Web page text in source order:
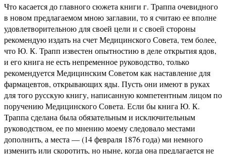
Что касается до главного сюжета книги г. Траппа очевидного
в новом предлагаемом мною заглавии, то я считаю ее вполне
удовлетворительною для своей цели и с своей стороны
рекомендую издать на счет Медицинского Совета, тем более,
что Ю. К. Трапп известен опытностию в деле открытия ядов,
и его книга не есть непременное руководство, только
рекомендуется Медицинским Советом как наставление для
фармацевтов, открывающих яды. Пусть они имеют в руках
для того русскую книгу, написанную компетентным лицом по
поручению Медицинского Совета. Если бы книга Ю. К.
Траппа сделана была обязательным и исключительным
руководством, ее по мнению моему следовало местами
дополнить, а места — (14 февраля 1876 года) ми немного
изменить или скоротить, но ныне, когда она предлагается не